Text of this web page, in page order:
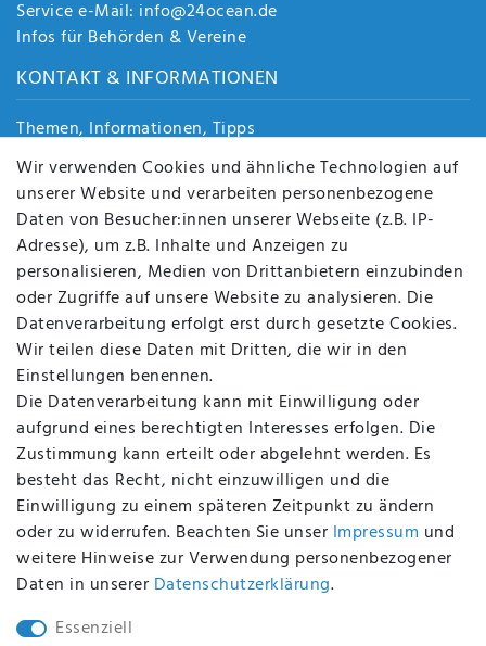
Service e-Mail: info@24ocean.de
Infos für Behörden & Vereine
KONTAKT & INFORMATIONEN
Themen, Informationen, Tipps
Jobs
Über uns
Kontakt
Datenschutz
AGB
FAQ
Batterieentsorgung
Altölverordnung
Impressum
BEQUEM UND SICHER BEZAHLEN MIT
BEI UNS SIND SIE SICHER!
Wir verwenden Cookies und ähnliche Technologien auf
unserer Website und verarbeiten personenbezogene
Daten von Besucher:innen unserer Webseite (z.B. IP-
Adresse), um z.B. Inhalte und Anzeigen zu
personalisieren, Medien von Drittanbietern einzubinden
oder Zugriffe auf unsere Website zu analysieren. Die
Datenverarbeitung erfolgt erst durch gesetzte Cookies.
Wir teilen diese Daten mit Dritten, die wir in den
Einstellungen benennen.
Die Datenverarbeitung kann mit Einwilligung oder
aufgrund eines berechtigten Interesses erfolgen. Die
Zustimmung kann erteilt oder abgelehnt werden. Es
besteht das Recht, nicht einzuwilligen und die
Einwilligung zu einem späteren Zeitpunkt zu ändern
oder zu widerrufen. Beachten Sie unser Impressum und
weitere Hinweise zur Verwendung personenbezogener
Daten in unserer Daten­schutz­erklärung.
Essenziell